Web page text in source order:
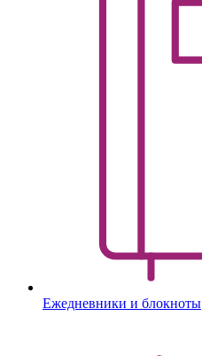
Ежедневники и блокноты